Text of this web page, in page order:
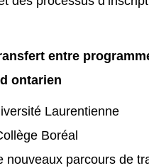
entre
ontarien
Laurentienne
Boréal
nouveaux parcours de